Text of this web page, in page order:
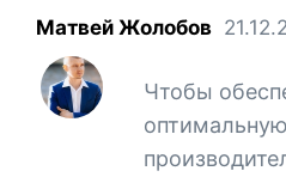
Матвей Жолобов
Чтобы
оптимальную